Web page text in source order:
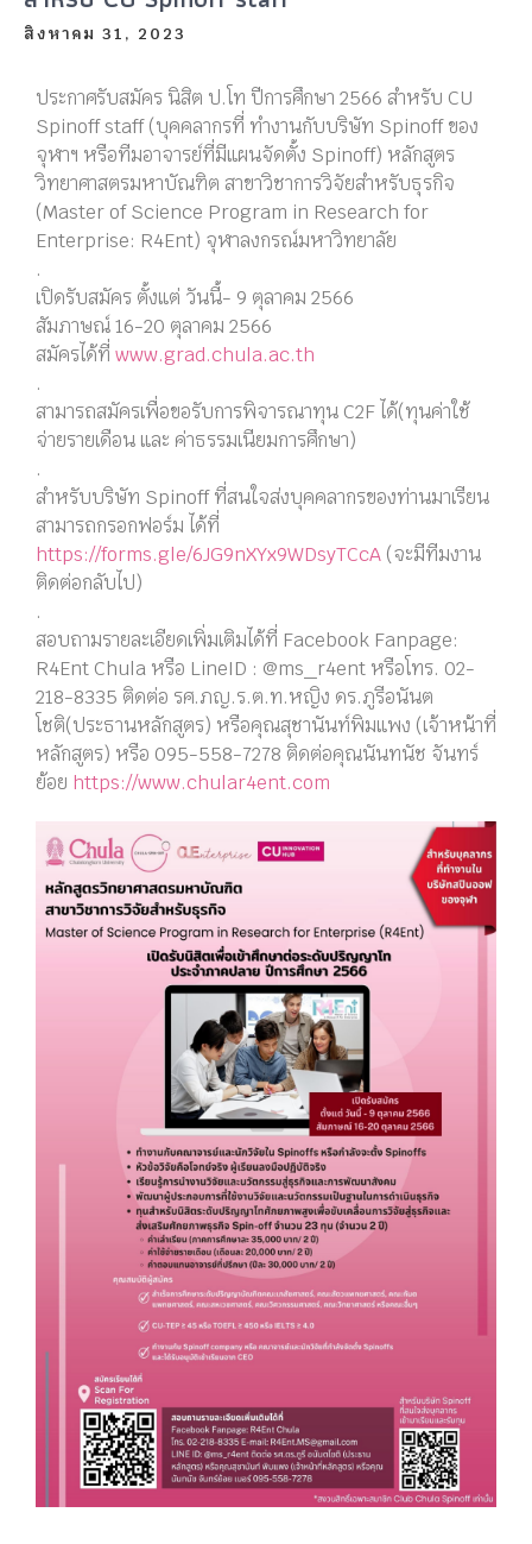
สิงหาคม 31, 2023
ประกาศรับสมัคร นิสิต ป.โท ปีการศึกษา 2566 สำหรับ CU
Spinoff staff (บุคคลากรที่ ทำงานกับบริษัท Spinoff ของ
จุฬาฯ หรือทีมอาจารย์ที่มีแผนจัดตั้ง Spinoff) หลักสูตร
วิทยาศาสตรมหาบัณฑิต สาขาวิชาการวิจัยสำหรับธุรกิจ
(Master of Science Program in Research for
Enterprise: R4Ent) จุฬาลงกรณ์มหาวิทยาลัย
.
เปิดรับสมัคร ตั้งแต่ วันนี้- 9 ตุลาคม 2566
สัมภาษณ์ 16-20 ตุลาคม 2566
สมัครได้ที่ www.grad.chula.ac.th
.
สามารถสมัครเพื่อขอรับการพิจารณาทุน C2F ได้(ทุนค่าใช้
จ่ายรายเดือน และ ค่าธรรมเนียมการศึกษา)
.
สำหรับบริษัท Spinoff ที่สนใจส่งบุคคลากรของท่านมาเรียน
สามารถกรอกฟอร์ม ได้ที่
https://forms.gle/6JG9nXYx9WDsyTCcA (จะมีทีมงาน
ติดต่อกลับไป)
.
สอบถามรายละเอียดเพิ่มเติมได้ที่ Facebook Fanpage:
R4Ent Chula หรือ LineID : @ms_r4ent หรือโทร. 02-
218-8335 ติดต่อ รศ.ภญ.ร.ต.ท.หญิง ดร.ภูรีอนันต
โชติ(ประธานหลักสูตร) หรือคุณสุชานันท์พิมแพง (เจ้าหน้าที่
หลักสูตร) หรือ 095-558-7278 ติดต่อคุณนันทนัช จันทร์
ย้อย https://www.chular4ent.com